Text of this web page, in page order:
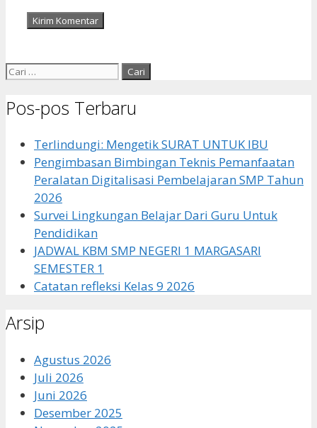
Cari
Pos-pos Terbaru
Terlindungi: Mengetik SURAT UNTUK IBU
Pengimbasan Bimbingan Teknis Pemanfaatan
Peralatan Digitalisasi Pembelajaran SMP Tahun
2026
Survei Lingkungan Belajar Dari Guru Untuk
Pendidikan
JADWAL KBM SMP NEGERI 1 MARGASARI
SEMESTER 1
Catatan refleksi Kelas 9 2026
Arsip
Agustus 2026
Juli 2026
Juni 2026
Desember 2025